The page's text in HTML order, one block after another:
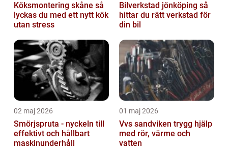
Köksmontering skåne så
lyckas du med ett nytt kök
utan stress
Bilverkstad jönköping så
hittar du rätt verkstad för
din bil
02 maj 2026
Smörjspruta - nyckeln till
effektivt och hållbart
maskinunderhåll
01 maj 2026
Vvs sandviken trygg hjälp
med rör, värme och
vatten